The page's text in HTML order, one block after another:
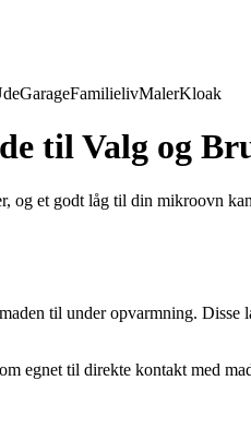
GarageFamilielivMalerKloak
til Valg og
et godt låg til din mikroovn
til under opvarmning.
egnet til direkte kontakt med